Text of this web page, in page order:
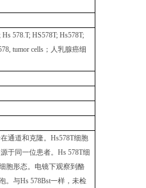
578.T; HS578T; Hs578T;
tumor cells ；人乳腺癌细
通道和克隆。 Hs578T细胞
于同一位患者。 Hs 578T细
胞形态。电镜下观察到酪
。与Hs 578Bst一样，未检